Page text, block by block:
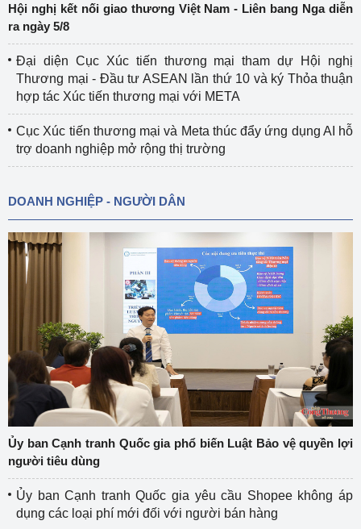
Hội nghị kết nối giao thương Việt Nam - Liên bang Nga diễn
ra ngày 5/8
Đại diện Cục Xúc tiến thương mại tham dự Hội nghị
Thương mại - Đầu tư ASEAN lần thứ 10 và ký Thỏa thuận
hợp tác Xúc tiến thương mại với META
Cục Xúc tiến thương mại và Meta thúc đẩy ứng dụng AI hỗ
trợ doanh nghiệp mở rộng thị trường
DOANH NGHIỆP - NGƯỜI DÂN
Ủy ban Cạnh tranh Quốc gia phổ biến Luật Bảo vệ quyền lợi
người tiêu dùng
Ủy ban Cạnh tranh Quốc gia yêu cầu Shopee không áp
dụng các loại phí mới đối với người bán hàng